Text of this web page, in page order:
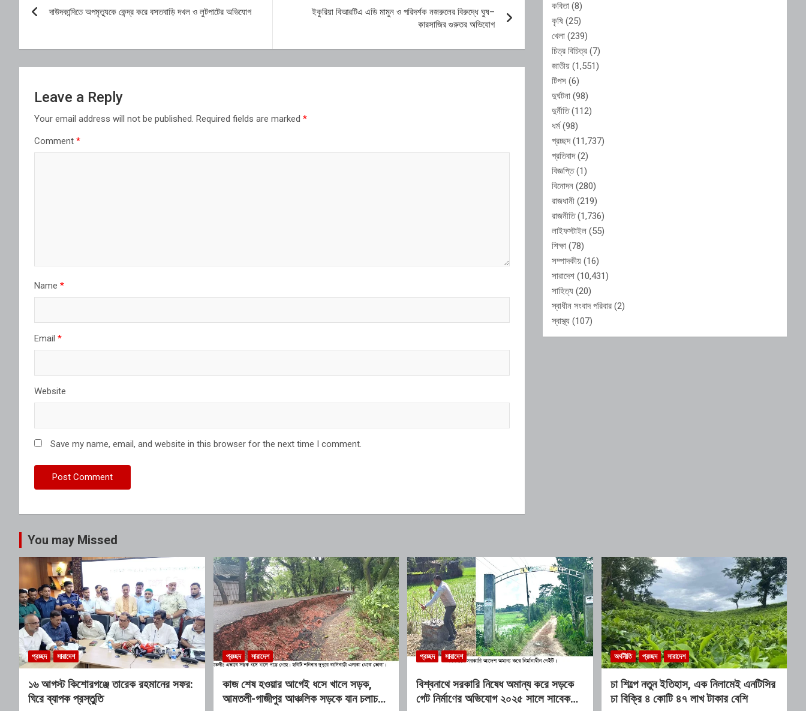
navigation
দাউদকান্দিতে অপমৃত্যুকে কেন্দ্র করে বসতবাড়ি দখল ও লুটপাটের অভিযোগ
ইকুরিয়া বিআরটিএ এডি মামুন ও পরিদর্শক নজরুলের বিরুদ্ধে ঘুষ–
কারসাজির গুরুতর অভিযোগ
Leave a Reply
Your email address will not be published. Required fields are marked *
Comment *
Name *
Email *
Website
Save my name, email, and website in this browser for the next time I comment.
কবিতা (8)
কৃষি (25)
খেলা (239)
চিত্র বিচিত্র (7)
জাতীয় (1,551)
টিপস (6)
দুর্ঘটনা (98)
দুর্নীতি(112)
ধর্ম(98)
প্রচ্ছদ(11,737)
প্রতিবাদ(2)
বিজ্ঞপ্তি(1)
বিনোদন (280)
রাজধানী (219)
রাজনীতি(1,736)
লাইফস্টাইল (55)
শিক্ষা (78)
সম্পাদকীয় (16)
সারাদেশ (10,431)
সাহিত্য (20)
স্বাধীন সংবাদ পরিবার (2)
স্বাস্থ্য (107)
You may Missed
প্রচ্ছদ সারাদেশ
১৬ আগস্ট কিশোরগঞ্জে তারেক রহমানের সফর:
ঘিরে ব্যাপক প্রস্তুতি
প্রচ্ছদ সারাদেশ
কাজ শেষ হওয়ার আগেই ধসে খালে সড়ক,
আমতলী-গাজীপুর আঞ্চলিক সড়কে যান চলাচল
প্রচ্ছদ সারাদেশ
বিশ্বনাথে সরকারি নিষেধ অমান্য করে সড়কে
গেট নির্মাণের অভিযোগ ২০২৫ সালে সাবেক
অর্থনীতি প্রচ্ছদ সারাদেশ
চা শিল্পে নতুন ইতিহাস, এক নিলামেই এনটিসির
চা বিক্রি ৪ কোটি ৪৭ লাখ টাকার বেশি